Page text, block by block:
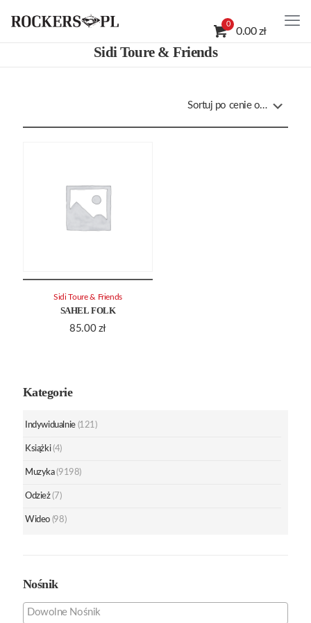
0
0.00 zł
Sidi Toure & Friends
SAHEL FOLK
85.00 zł
Sidi Toure & Friends
Kategorie
Indywidualnie (121)
Książki (4)
Muzyka (9198)
Odzież (7)
Wideo (98)
Nośnik